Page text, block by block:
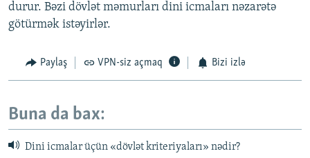
durur. Bəzi dövlət məmurları dini icmaları nəzarətə
götürmək istəyirlər.
Paylaş VPN-siz açmaq Bizi izlə
Buna da bax:
Dini icmalar üçün «dövlət kriteriyaları» nədir?